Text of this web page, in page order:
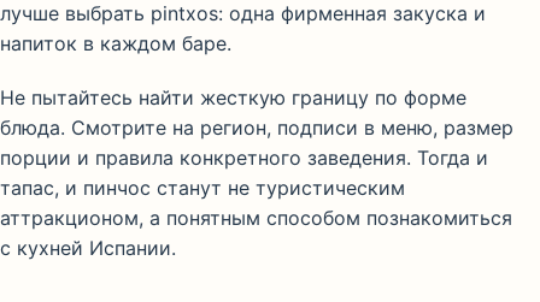
лучше выбрать pintxos: одна фирменная закуска и
напиток в каждом баре.
Не пытайтесь найти жесткую границу по форме
блюда. Смотрите на регион, подписи в меню, размер
порции и правила конкретного заведения. Тогда и
тапас, и пинчос станут не туристическим
аттракционом, а понятным способом познакомиться
с кухней Испании.